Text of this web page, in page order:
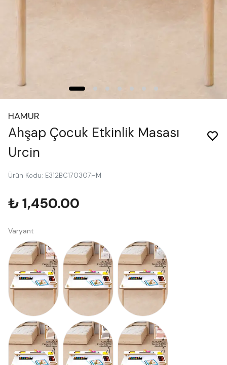
HAMUR
Ahşap Çocuk Etkinlik Masası
Urcin
Ürün Kodu: E312BC170307HM
₺ 1,450.00
Varyant